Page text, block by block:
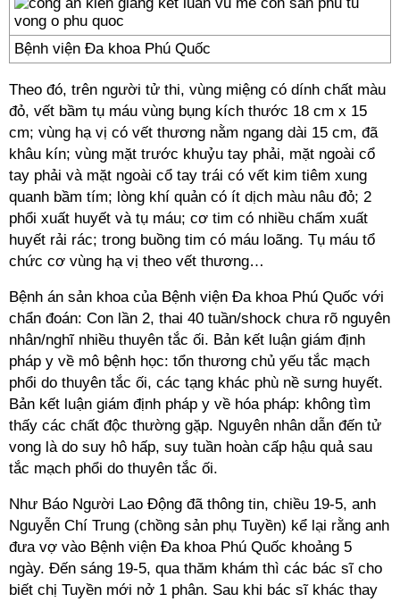
Bệnh viện Đa khoa Phú Quốc
Theo đó, trên người tử thi, vùng miệng có dính chất màu
đỏ, vết bầm tụ máu vùng bụng kích thước 18 cm x 15
cm; vùng hạ vị có vết thương nằm ngang dài 15 cm, đã
khâu kín; vùng mặt trước khuỷu tay phải, mặt ngoài cổ
tay phải và mặt ngoài cổ tay trái có vết kim tiêm xung
quanh bầm tím; lòng khí quản có ít dịch màu nâu đỏ; 2
phổi xuất huyết và tụ máu; cơ tim có nhiều chấm xuất
huyết rải rác; trong buồng tim có máu loãng. Tụ máu tổ
chức cơ vùng hạ vị theo vết thương…
Bệnh án sản khoa của Bệnh viện Đa khoa Phú Quốc với
chẩn đoán: Con lần 2, thai 40 tuần/shock chưa rõ nguyên
nhân/nghĩ nhiều thuyên tắc ối. Bản kết luận giám định
pháp y về mô bệnh học: tổn thương chủ yếu tắc mạch
phổi do thuyên tắc ối, các tạng khác phù nề sưng huyết.
Bản kết luận giám định pháp y về hóa pháp: không tìm
thấy các chất độc thường gặp. Nguyên nhân dẫn đến tử
vong là do suy hô hấp, suy tuần hoàn cấp hậu quả sau
tắc mạch phổi do thuyên tắc ối.
Như Báo Người Lao Động đã thông tin, chiều 19-5, anh
Nguyễn Chí Trung (chồng sản phụ Tuyền) kể lại rằng anh
đưa vợ vào Bệnh viện Đa khoa Phú Quốc khoảng 5
ngày. Đến sáng 19-5, qua thăm khám thì các bác sĩ cho
biết chị Tuyền mới nở 1 phân. Sau khi bác sĩ khác thay